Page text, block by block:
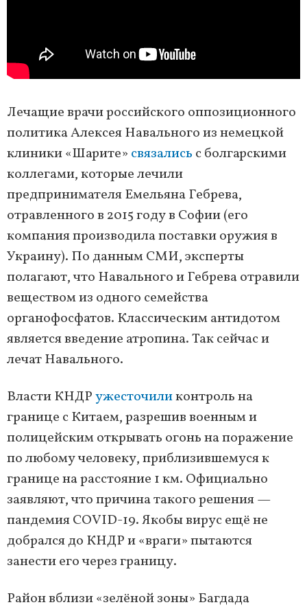
Лечащие врачи российского оппозиционного
политика Алексея Навального из немецкой
клиники «Шарите» связались с болгарскими
коллегами, которые лечили
предпринимателя Емельяна Гебрева,
отравленного в 2015 году в Софии (его
компания производила поставки оружия в
Украину). По данным СМИ, эксперты
полагают, что Навального и Гебрева отравили
веществом из одного семейства
органофосфатов. Классическим антидотом
является введение атропина. Так сейчас и
лечат Навального.
Власти КНДРужесточиликонтроль на
границе с Китаем, разрешив военным и
полицейским открывать огонь на поражение
по любому человеку, приблизившемуся к
границе на расстояние 1 км. Официально
заявляют, что причина такого решения —
пандемия COVID-19. Якобы вирус ещё не
добрался до КНДР и «враги» пытаются
занести его через границу.
Район вблизи «зелёной зоны» Багдада